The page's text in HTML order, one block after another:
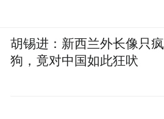
胡锡进：新西兰外长像只疯
狗，竟对中国如此狂吠